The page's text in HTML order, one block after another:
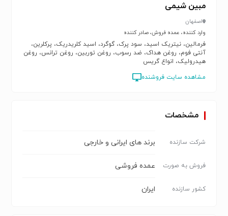
مبین شیمی
اصفهان
وارد کننده، عمده فروش، صادر کننده
فرمالین، نیتریک اسید، سود پرک، گوگرد، اسید کلریدریک، پرکلرین،
آنتی فوم، روغن هداک، ضد رسوب، روغن توربین، روغن ترانس، روغن
هیدرولیک، انواع گریس
مشاهده سایت فروشنده
مشخصات
شرکت سازنده برند های ایرانی و خارجی
فروش به صورت عمده فروشی
کشور سازنده ایران